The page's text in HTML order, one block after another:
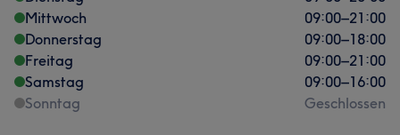
Mittwoch
09:00–21:00
Donnerstag
09:00–18:00
Freitag
09:00–21:00
Samstag
09:00–16:00
Sonntag
Geschlossen